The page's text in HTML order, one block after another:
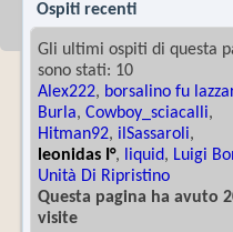
Ospiti recenti
Gli ultimi ospiti di questa
sono stati: 10
Alex222, borsalino fu
Burla, Cowboy_sciacalli,
Hitman92, ilSassaroli,
leonidas I°, liquid, Luigi
Unità Di Ripristino
Questa pagina ha avuto
visite